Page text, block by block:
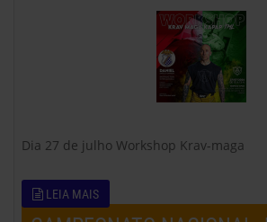
Dia 27 de julho Workshop Krav-maga
LEIA MAIS